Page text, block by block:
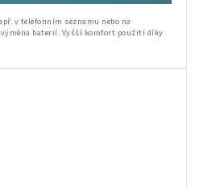
v telefonním seznamu nebo na
výměna baterií. Vyšší komfort použití díky